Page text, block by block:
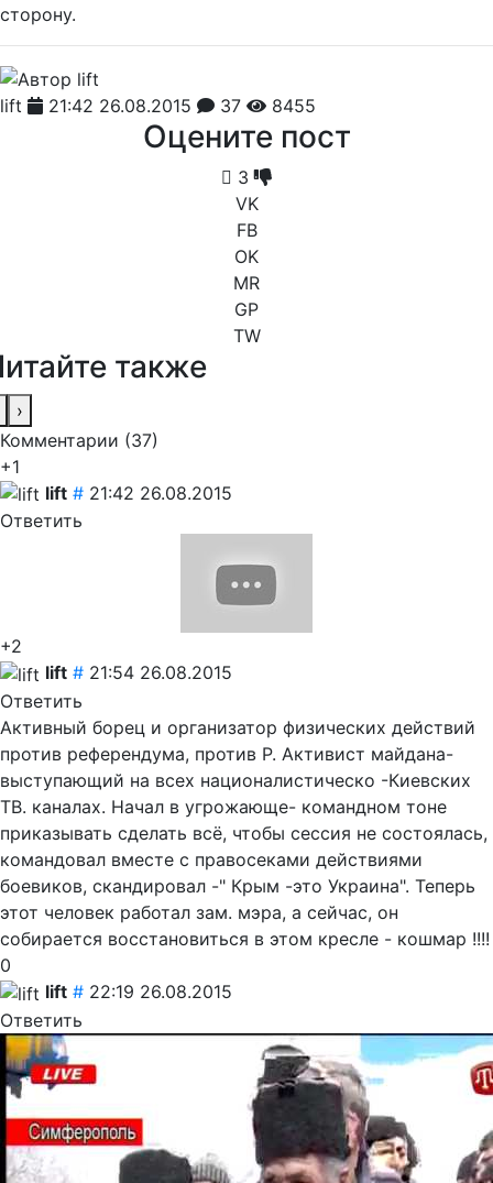
сторону.
lift 21:42 26.08.2015 37 8455
Оцените пост
3
VK
FB
OK
MR
GP
TW
также
›
Комментарии (37)
+1
lift # 21:42 26.08.2015
Ответить
+2
lift # 21:54 26.08.2015
Ответить
Активный борец и организатор физических действий
против референдума, против Р. Активист майдана-
выступающий на всех националистическо -Киевских
ТВ. каналах. Начал в угрожающе- командном тоне
приказывать сделать всё, чтобы сессия не состоялась,
командовал вместе с правосеками действиями
боевиков, скандировал -" Крым -это Украина". Теперь
этот человек работал зам. мэра, а сейчас, он
собирается восстановиться в этом кресле - кошмар !!!!
0
lift # 22:19 26.08.2015
Ответить